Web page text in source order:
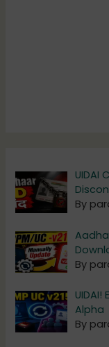
UIDAI
By
By
UIDAI!
Alpha
By